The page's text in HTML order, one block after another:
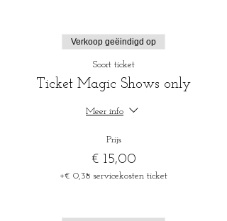
Verkoop geëindigd op
Soort ticket
Ticket Magic Shows only
Meer info
Prijs
€ 15,00
+€ 0,38 servicekosten ticket